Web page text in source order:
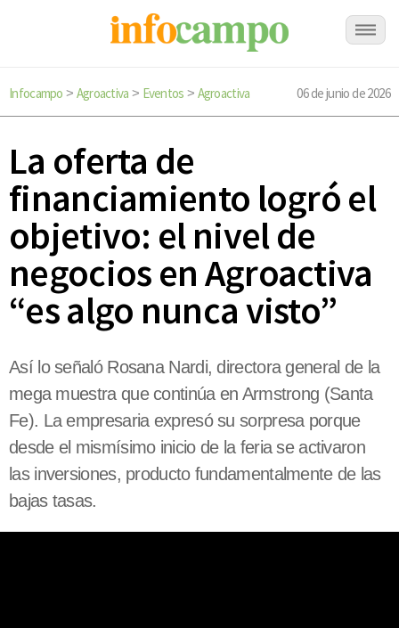
Infocampo > Agroactiva > Eventos > Agroactiva 06 de junio de 2026
La oferta de
financiamiento logró el
objetivo: el nivel de
negocios en Agroactiva
“es algo nunca visto”
Así lo señaló Rosana Nardi, directora general de la
mega muestra que continúa en Armstrong (Santa
Fe). La empresaria expresó su sorpresa porque
desde el mismísimo inicio de la feria se activaron
las inversiones, producto fundamentalmente de las
bajas tasas.